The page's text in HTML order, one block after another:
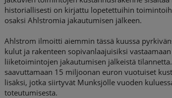
historiallisesti on kirjattu lopetettuihin
osaksi Ahlstromia jakautumisen jälkeen.
Ahlstrom ilmoitti aiemmin tässä kuussa
kulut ja rakenteen sopivanlaajuisiksi
liiketoimintojen jakautumisen jälkeistä
saavuttamaan 15 miljoonan euron vuotuiset
lisäksi, jotka siirtyvät Munksjölle vuoden
toteutumisesta.